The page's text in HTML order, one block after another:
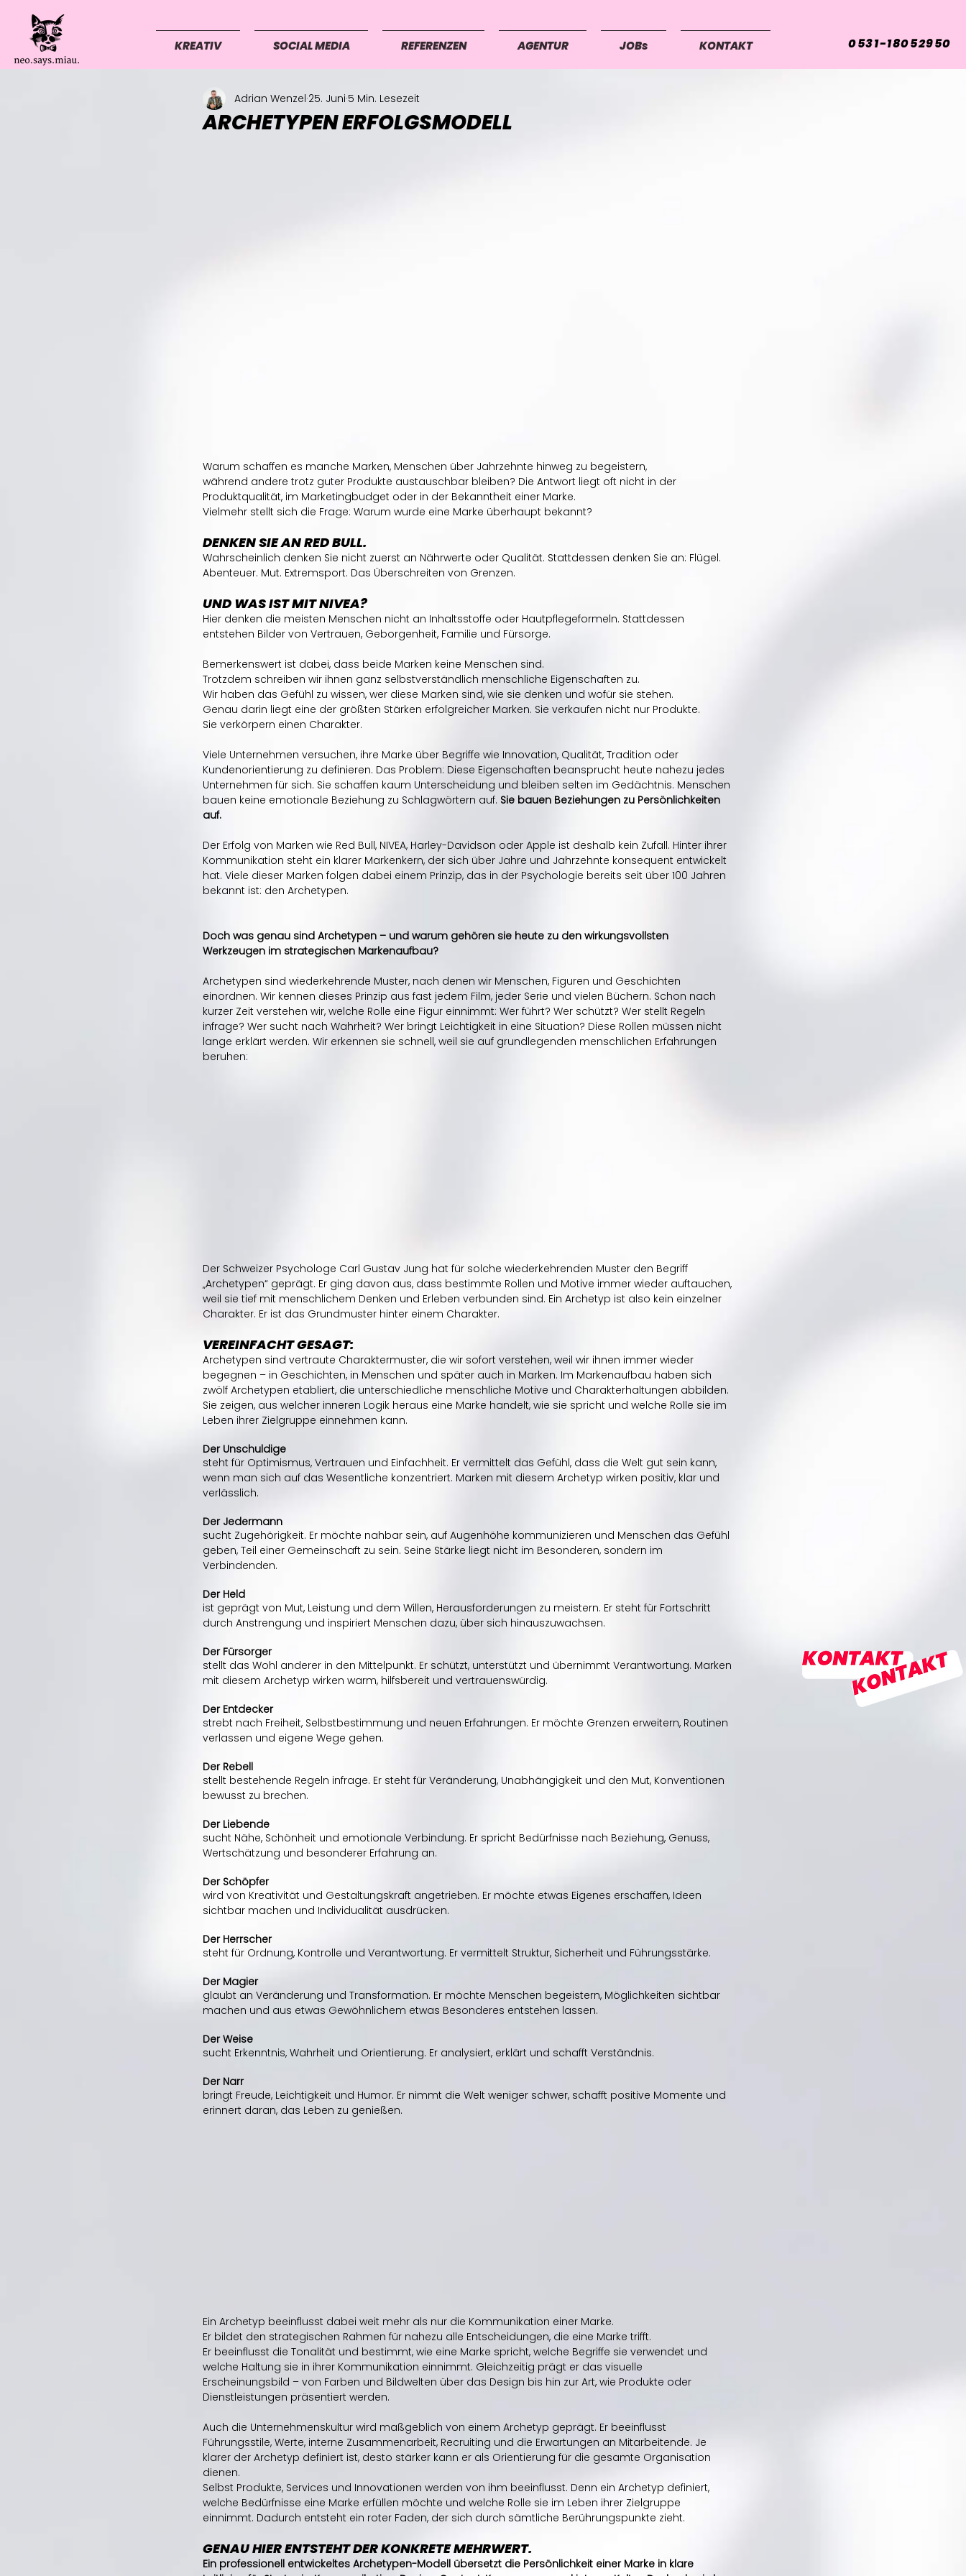
0531-18052950
KREATIV SOCIAL MEDIA REFERENZEN AGENTUR JOBs KONTAKT
ARCHETYPEN ERFOLGSMODELL
Adrian Wenzel 25. Juni 5 Min. Lesezeit
Warum schaffen es manche Marken, Menschen über Jahrzehnte hinweg zu begeistern,
während andere trotz guter Produkte austauschbar bleiben? Die Antwort liegt oft nicht in der
Produktqualität, im Marketingbudget oder in der Bekanntheit einer Marke.
Vielmehr stellt sich die Frage: Warum wurde eine Marke überhaupt bekannt?
DENKEN SIE AN RED BULL.
Wahrscheinlich denken Sie nicht zuerst an Nährwerte oder Qualität. Stattdessen denken Sie an: Flügel.
Abenteuer. Mut. Extremsport. Das Überschreiten von Grenzen.
UND WAS IST MIT NIVEA?
Hier denken die meisten Menschen nicht an Inhaltsstoffe oder Hautpflegeformeln. Stattdessen
entstehen Bilder von Vertrauen, Geborgenheit, Familie und Fürsorge.
Bemerkenswert ist dabei, dass beide Marken keine Menschen sind.
Trotzdem schreiben wir ihnen ganz selbstverständlich menschliche Eigenschaften zu.
Wir haben das Gefühl zu wissen, wer diese Marken sind, wie sie denken und wofür sie stehen.
Genau darin liegt eine der größten Stärken erfolgreicher Marken. Sie verkaufen nicht nur Produkte.
Sie verkörpern einen Charakter.
Viele Unternehmen versuchen, ihre Marke über Begriffe wie Innovation, Qualität, Tradition oder
Kundenorientierung zu definieren. Das Problem: Diese Eigenschaften beansprucht heute nahezu jedes
Unternehmen für sich. Sie schaffen kaum Unterscheidung und bleiben selten im Gedächtnis. Menschen
bauen keine emotionale Beziehung zu Schlagwörtern auf. Sie bauen Beziehungen zu Persönlichkeiten
auf.
Der Erfolg von Marken wie Red Bull, NIVEA, Harley-Davidson oder Apple ist deshalb kein Zufall. Hinter ihrer
Kommunikation steht ein klarer Markenkern, der sich über Jahre und Jahrzehnte konsequent entwickelt
hat. Viele dieser Marken folgen dabei einem Prinzip, das in der Psychologie bereits seit über 100 Jahren
bekannt ist: den Archetypen.
Doch was genau sind Archetypen – und warum gehören sie heute zu den wirkungsvollsten
Werkzeugen im strategischen Markenaufbau?
Archetypen sind wiederkehrende Muster, nach denen wir Menschen, Figuren und Geschichten
einordnen. Wir kennen dieses Prinzip aus fast jedem Film, jeder Serie und vielen Büchern. Schon nach
kurzer Zeit verstehen wir, welche Rolle eine Figur einnimmt: Wer führt? Wer schützt? Wer stellt Regeln
infrage? Wer sucht nach Wahrheit? Wer bringt Leichtigkeit in eine Situation? Diese Rollen müssen nicht
lange erklärt werden. Wir erkennen sie schnell, weil sie auf grundlegenden menschlichen Erfahrungen
beruhen:
Der Schweizer Psychologe Carl Gustav Jung hat für solche wiederkehrenden Muster den Begriff
„Archetypen“ geprägt. Er ging davon aus, dass bestimmte Rollen und Motive immer wieder auftauchen,
weil sie tief mit menschlichem Denken und Erleben verbunden sind. Ein Archetyp ist also kein einzelner
Charakter. Er ist das Grundmuster hinter einem Charakter.
VEREINFACHT GESAGT:
Archetypen sind vertraute Charaktermuster, die wir sofort verstehen, weil wir ihnen immer wieder
begegnen – in Geschichten, in Menschen und später auch in Marken. Im Markenaufbau haben sich
zwölf Archetypen etabliert, die unterschiedliche menschliche Motive und Charakterhaltungen abbilden.
Sie zeigen, aus welcher inneren Logik heraus eine Marke handelt, wie sie spricht und welche Rolle sie im
Leben ihrer Zielgruppe einnehmen kann.
Der Unschuldige
steht für Optimismus, Vertrauen und Einfachheit. Er vermittelt das Gefühl, dass die Welt gut sein kann,
wenn man sich auf das Wesentliche konzentriert. Marken mit diesem Archetyp wirken positiv, klar und
verlässlich.
Der Jedermann
sucht Zugehörigkeit. Er möchte nahbar sein, auf Augenhöhe kommunizieren und Menschen das Gefühl
geben, Teil einer Gemeinschaft zu sein. Seine Stärke liegt nicht im Besonderen, sondern im
Verbindenden.
Der Held
ist geprägt von Mut, Leistung und dem Willen, Herausforderungen zu meistern. Er steht für Fortschritt
durch Anstrengung und inspiriert Menschen dazu, über sich hinauszuwachsen.
Der Fürsorger
stellt das Wohl anderer in den Mittelpunkt. Er schützt, unterstützt und übernimmt Verantwortung. Marken
mit diesem Archetyp wirken warm, hilfsbereit und vertrauenswürdig.
Der Entdecker
strebt nach Freiheit, Selbstbestimmung und neuen Erfahrungen. Er möchte Grenzen erweitern, Routinen
verlassen und eigene Wege gehen.
Der Rebell
stellt bestehende Regeln infrage. Er steht für Veränderung, Unabhängigkeit und den Mut, Konventionen
bewusst zu brechen.
Der Liebende
sucht Nähe, Schönheit und emotionale Verbindung. Er spricht Bedürfnisse nach Beziehung, Genuss,
Wertschätzung und besonderer Erfahrung an.
Der Schöpfer
wird von Kreativität und Gestaltungskraft angetrieben. Er möchte etwas Eigenes erschaffen, Ideen
sichtbar machen und Individualität ausdrücken.
Der Herrscher
steht für Ordnung, Kontrolle und Verantwortung. Er vermittelt Struktur, Sicherheit und Führungsstärke.
Der Magier
glaubt an Veränderung und Transformation. Er möchte Menschen begeistern, Möglichkeiten sichtbar
machen und aus etwas Gewöhnlichem etwas Besonderes entstehen lassen.
Der Weise
sucht Erkenntnis, Wahrheit und Orientierung. Er analysiert, erklärt und schafft Verständnis.
Der Narr
bringt Freude, Leichtigkeit und Humor. Er nimmt die Welt weniger schwer, schafft positive Momente und
erinnert daran, das Leben zu genießen.
Ein Archetyp beeinflusst dabei weit mehr als nur die Kommunikation einer Marke.
Er bildet den strategischen Rahmen für nahezu alle Entscheidungen, die eine Marke trifft.
Er beeinflusst die Tonalität und bestimmt, wie eine Marke spricht, welche Begriffe sie verwendet und
welche Haltung sie in ihrer Kommunikation einnimmt. Gleichzeitig prägt er das visuelle
Erscheinungsbild – von Farben und Bildwelten über das Design bis hin zur Art, wie Produkte oder
Dienstleistungen präsentiert werden.
Auch die Unternehmenskultur wird maßgeblich von einem Archetyp geprägt. Er beeinflusst
Führungsstile, Werte, interne Zusammenarbeit, Recruiting und die Erwartungen an Mitarbeitende. Je
klarer der Archetyp definiert ist, desto stärker kann er als Orientierung für die gesamte Organisation
dienen.
Selbst Produkte, Services und Innovationen werden von ihm beeinflusst. Denn ein Archetyp definiert,
welche Bedürfnisse eine Marke erfüllen möchte und welche Rolle sie im Leben ihrer Zielgruppe
einnimmt. Dadurch entsteht ein roter Faden, der sich durch sämtliche Berührungspunkte zieht.
GENAU HIER ENTSTEHT DER KONKRETE MEHRWERT.
Ein professionell entwickeltes Archetypen-Modell übersetzt die Persönlichkeit einer Marke in klare